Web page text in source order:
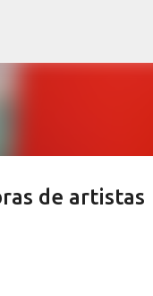
de artistas